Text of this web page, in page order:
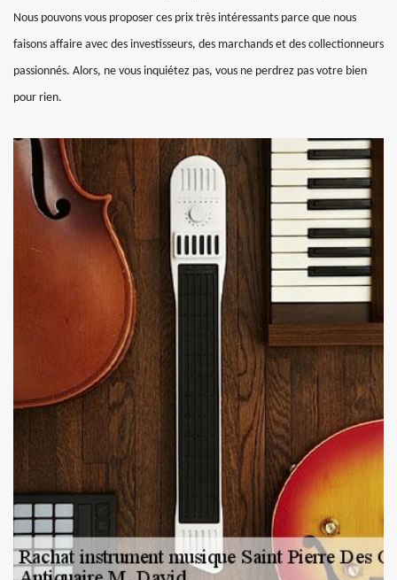
Nous pouvons vous proposer ces prix très intéressants parce que nous
faisons affaire avec des investisseurs, des marchands et des collectionneurs
passionnés. Alors, ne vous inquiétez pas, vous ne perdrez pas votre bien
pour rien.